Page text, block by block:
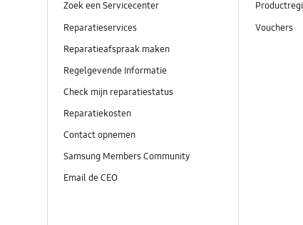
Zoek een Servicecenter
Reparatieservices
Reparatieafspraak maken
Regelgevende Informatie
Check mijn reparatiestatus
Reparatiekosten
Contact opnemen
Samsung Members Community
Email de CEO
Vouchers